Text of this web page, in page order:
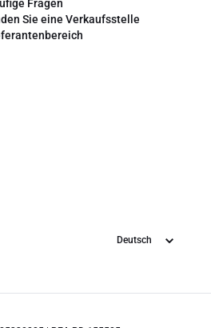
Fragen
Sie eine Verkaufsstelle
Sprache